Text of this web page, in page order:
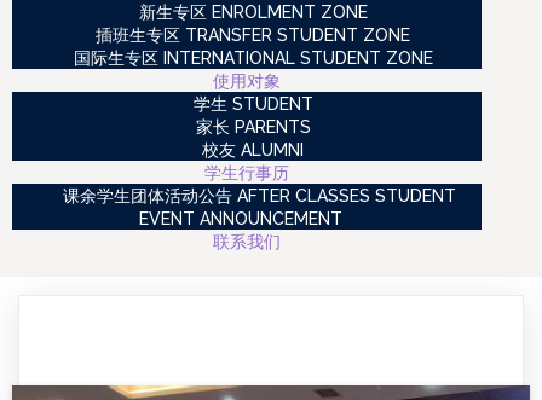
新生专区 ENROLMENT ZONE
插班生专区 TRANSFER STUDENT ZONE
国际生专区 INTERNATIONAL STUDENT ZONE
使用对象
学生 STUDENT
家长 PARENTS
校友 ALUMNI
学生行事历
课余学生团体活动公告 AFTER CLASSES STUDENT
EVENT ANNOUNCEMENT
联系我们